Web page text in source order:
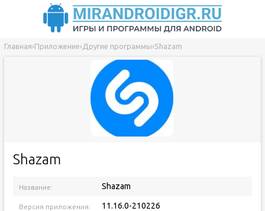
Главная›Приложение› Другие программы›Shazam
Shazam
Название: Shazam
Версия приложения: 11.16.0-210226